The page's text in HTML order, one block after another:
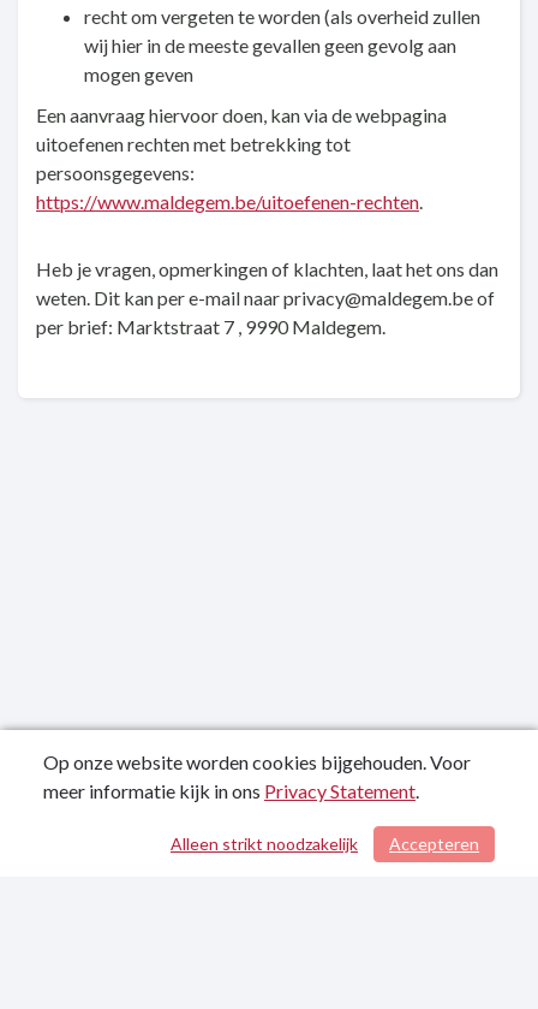
recht om vergeten te worden (als overheid zullen
wij hier in de meeste gevallen geen gevolg aan
mogen geven
Een aanvraag hiervoor doen, kan via de webpagina
uitoefenen rechten met betrekking tot
persoonsgegevens:
https://www.maldegem.be/uitoefenen-rechten.
Heb je vragen, opmerkingen of klachten, laat het ons dan
weten. Dit kan per e-mail naar privacy@maldegem.be of
per brief: Marktstraat 7 , 9990 Maldegem.
Publicatiedatum: 23-09-2022
Op onze website worden cookies bijgehouden. Voor
meer informatie kijk in ons Privacy Statement.
Accepteren
Alleen strikt noodzakelijk